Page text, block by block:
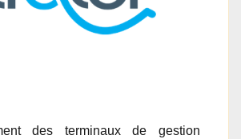
des terminaux de gestion